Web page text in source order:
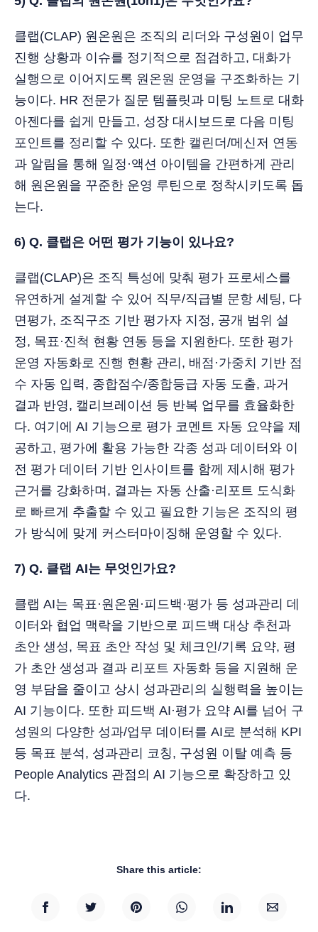
클랩(CLAP) 원온원은 조직의 리더와 구성원이 업무
진행 상황과 이슈를 정기적으로 점검하고, 대화가
실행으로 이어지도록 원온원 운영을 구조화하는 기
능이다. HR 전문가 질문 템플릿과 미팅 노트로 대화
아젠다를 쉽게 만들고, 성장 대시보드로 다음 미팅
포인트를 정리할 수 있다. 또한 캘린더/메신저 연동
과 알림을 통해 일정·액션 아이템을 간편하게 관리
해 원온원을 꾸준한 운영 루틴으로 정착시키도록 돕
는다.
6) Q. 클랩은 어떤 평가 기능이 있나요?
클랩(CLAP)은 조직 특성에 맞춰 평가 프로세스를
유연하게 설계할 수 있어 직무/직급별 문항 세팅, 다
면평가, 조직구조 기반 평가자 지정, 공개 범위 설
정, 목표·진척 현황 연동 등을 지원한다. 또한 평가
운영 자동화로 진행 현황 관리, 배점·가중치 기반 점
수 자동 입력, 종합점수/종합등급 자동 도출, 과거
결과 반영, 캘리브레이션 등 반복 업무를 효율화한
다. 여기에 AI 기능으로 평가 코멘트 자동 요약을 제
공하고, 평가에 활용 가능한 각종 성과 데이터와 이
전 평가 데이터 기반 인사이트를 함께 제시해 평가
근거를 강화하며, 결과는 자동 산출·리포트 도식화
로 빠르게 추출할 수 있고 필요한 기능은 조직의 평
가 방식에 맞게 커스터마이징해 운영할 수 있다.
7) Q. 클랩 AI는 무엇인가요?
클랩 AI는 목표·원온원·피드백·평가 등 성과관리 데
이터와 협업 맥락을 기반으로 피드백 대상 추천과
초안 생성, 목표 초안 작성 및 체크인/기록 요약, 평
가 초안 생성과 결과 리포트 자동화 등을 지원해 운
영 부담을 줄이고 상시 성과관리의 실행력을 높이는
AI 기능이다. 또한 피드백 AI·평가 요약 AI를 넘어 구
성원의 다양한 성과/업무 데이터를 AI로 분석해 KPI
등 목표 분석, 성과관리 코칭, 구성원 이탈 예측 등
People Analytics 관점의 AI 기능으로 확장하고 있
다.
Share this article: